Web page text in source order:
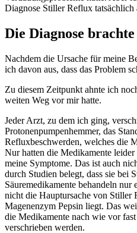
Diagnose Stiller Reflux tatsächlich
Die Diagnose
Nachdem die Ursache für meine
ich davon aus, dass das Problem
Zu diesem Zeitpunkt ahnte ich
weiten Weg vor mir hatte.
Jeder Arzt, zu dem ich ging,
Protonenpumpenhemmer, das
Refluxbeschwerden, welches die
Nur hatten die Medikamente
meine Symptome. Das ist auch
durch Studien belegt, dass sie bei
Säuremedikamente behandeln nur
nicht die Hauptursache von Stiller
Magenenzym Pepsin liegt. Das
die Medikamente nach wie vor
verschrieben werden.